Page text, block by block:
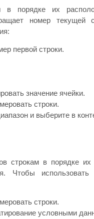
в порядке их
номер текущей
первой строки.
значение ячейки.
строки.
и выберите в
строкам в порядке их
Чтобы
строки.
условными